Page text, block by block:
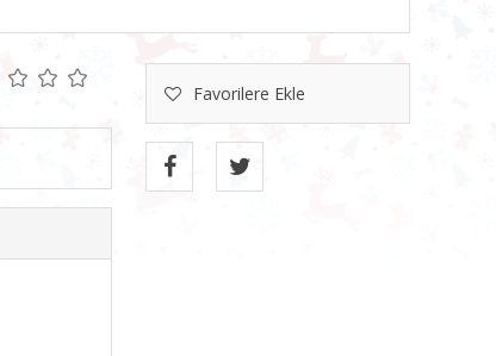
Favorilere Ekle